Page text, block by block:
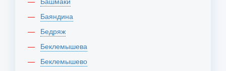
Баяндина
Бедряж
Беклемышева
Беклемышево